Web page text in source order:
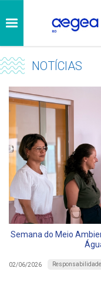
NOTÍCIAS
Semana do Meio
02/06/2026 Responsabilidade